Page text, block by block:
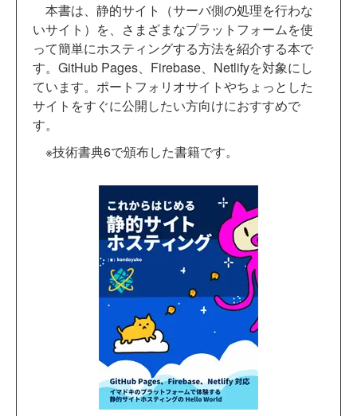
本書は、静的サイト（サーバ側の処理を行わな
いサイト）を、さまざまなプラットフォームを使
って簡単にホスティングする方法を紹介する本で
す。GitHub Pages、Firebase、Netlifyを対象にし
ています。ポートフォリオサイトやちょっとした
サイトをすぐに公開したい方向けにおすすめで
す。
※技術書典6で頒布した書籍です。